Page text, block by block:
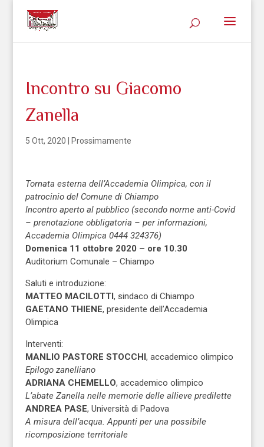
Incontro su Giacomo
Zanella
5 Ott, 2020 Prossimamente
Tornata esterna dell’Accademia Olimpica, con il
patrocinio del Comune di Chiampo
Incontro aperto al pubblico (secondo norme anti-Covid
– prenotazione obbligatoria – per informazioni,
Accademia Olimpica 0444 324376)
Domenica 11 ottobre 2020 – ore 10.30
Auditorium Comunale – Chiampo
Saluti e introduzione:
MATTEO MACILOTTI, sindaco di Chiampo
GAETANO THIENE, presidente dell’Accademia
Olimpica
Interventi:
MANLIO PASTORE STOCCHI, accademico olimpico
Epilogo zanelliano
ADRIANA CHEMELLO, accademico olimpico
L’abate Zanella nelle memorie delle allieve predilette
ANDREA PASE, Università di Padova
A misura dell’acqua. Appunti per una possibile
ricomposizione territoriale